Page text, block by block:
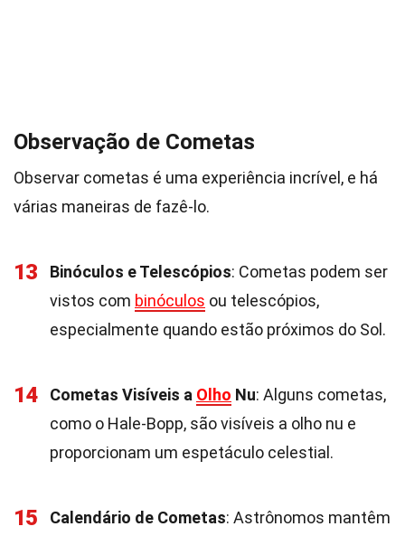
Observação de Cometas
Observar cometas é uma experiência incrível, e há
várias maneiras de fazê-lo.
13 Binóculos e Telescópios: Cometas podem ser
vistos com binóculos ou telescópios,
especialmente quando estão próximos do Sol.
14 Cometas Visíveis a Olho Nu: Alguns cometas,
como o Hale-Bopp, são visíveis a olho nu e
proporcionam um espetáculo celestial.
15 Calendário de Cometas: Astrônomos mantêm